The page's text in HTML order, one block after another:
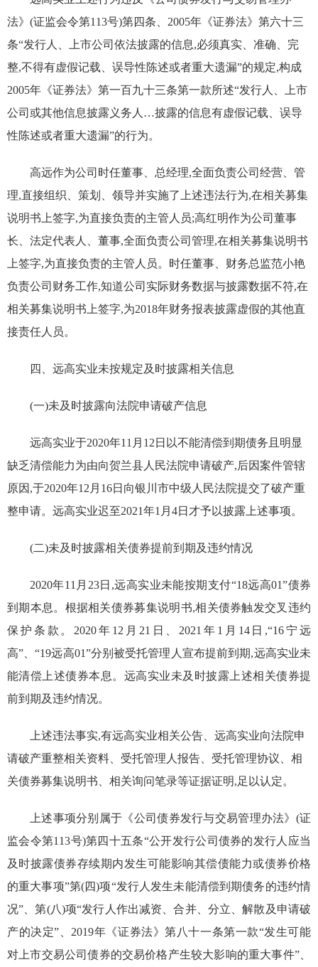
法》(证监会令第113号)第四条、2005年《证券法》第六十三
条“发行人、上市公司依法披露的信息,必须真实、准确、完
整,不得有虚假记载、误导性陈述或者重大遗漏”的规定,构成
2005年《证券法》第一百九十三条第一款所述“发行人、上市
公司或其他信息披露义务人…披露的信息有虚假记载、误导
性陈述或者重大遗漏”的行为。
高远作为公司时任董事、总经理,全面负责公司经营、管
理,直接组织、策划、领导并实施了上述违法行为,在相关募集
说明书上签字,为直接负责的主管人员;高红明作为公司董事
长、法定代表人、董事,全面负责公司管理,在相关募集说明书
上签字,为直接负责的主管人员。时任董事、财务总监范小艳
负责公司财务工作,知道公司实际财务数据与披露数据不符,在
相关募集说明书上签字,为2018年财务报表披露虚假的其他直
接责任人员。
四、远高实业未按规定及时披露相关信息
(一)未及时披露向法院申请破产信息
远高实业于2020年11月12日以不能清偿到期债务且明显
缺乏清偿能力为由向贺兰县人民法院申请破产,后因案件管辖
原因,于2020年12月16日向银川市中级人民法院提交了破产重
整申请。远高实业迟至2021年1月4日才予以披露上述事项。
(二)未及时披露相关债券提前到期及违约情况
2020年11月23日,远高实业未能按期支付“18远高01”债券
到期本息。根据相关债券募集说明书,相关债券触发交叉违约
保护条款。2020年12月21日、2021年1月14日,“16宁远
高”、“19远高01”分别被受托管理人宣布提前到期,远高实业未
能清偿上述债券本息。远高实业未及时披露上述相关债券提
前到期及违约情况。
上述违法事实,有远高实业相关公告、远高实业向法院申
请破产重整相关资料、受托管理人报告、受托管理协议、相
关债券募集说明书、相关询问笔录等证据证明,足以认定。
上述事项分别属于《公司债券发行与交易管理办法》(证
监会令第113号)第四十五条“公开发行公司债券的发行人应当
及时披露债券存续期内发生可能影响其偿债能力或债券价格
的重大事项”第(四)项“发行人发生未能清偿到期债务的违约情
况”、第(八)项“发行人作出减资、合并、分立、解散及申请破
产的决定”、2019年《证券法》第八十一条第一款“发生可能
对上市交易公司债券的交易价格产生较大影响的重大事件”、